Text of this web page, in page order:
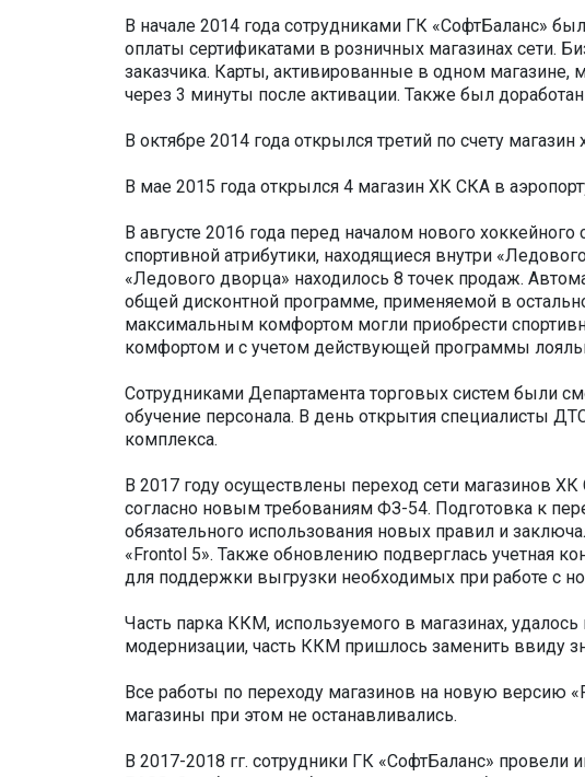
В начале 2014 года сотрудниками ГК «СофтБаланс»
оплаты сертификатами в розничных магазинах сети.
заказчика. Карты, активированные в одном
через 3 минуты после активации. Также был
В октябре 2014 года открылся третий по счету
В мае 2015 года открылся 4 магазин ХК СКА в
В августе 2016 года перед началом нового
спортивной атрибутики, находящиеся внутри
«Ледового дворца» находилось 8 точек продаж.
общей дисконтной программе, применяемой в
максимальным комфортом могли приобрести
комфортом и с учетом действующей программы
Сотрудниками Департамента торговых систем были
обучение персонала. В день открытия специалисты
комплекса.
В 2017 году осуществлены переход сети магазинов
согласно новым требованиям ФЗ-54. Подготовка к
обязательного использования новых правил и
«Frontol 5». Также обновлению подверглась учетная
для поддержки выгрузки необходимых при работе с
Часть парка ККМ, используемого в магазинах,
модернизации, часть ККМ пришлось заменить ввиду
Все работы по переходу магазинов на новую версию
магазины при этом не останавливались.
В 2017-2018 гг. сотрудники ГК «СофтБаланс» провели